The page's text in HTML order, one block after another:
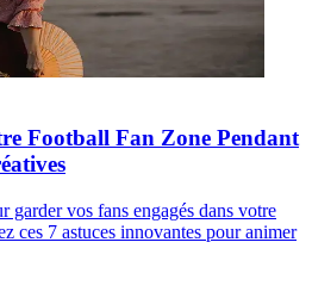
Football Fan Zone Pendant
garder vos fans engagés dans votre
ces 7 astuces innovantes pour animer